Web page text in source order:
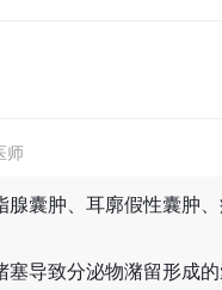
师
腺囊肿、耳廓假性囊肿
塞导致分泌物潴留形成